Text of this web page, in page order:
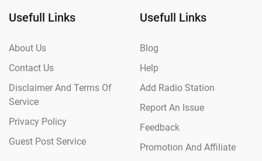
Usefull Links
About Us
Contact Us
Disclaimer And Terms Of
Service
Privacy Policy
Guest Post Service
Usefull Links
Blog
Help
Add Radio Station
Report An Issue
Feedback
Promotion And Affiliate